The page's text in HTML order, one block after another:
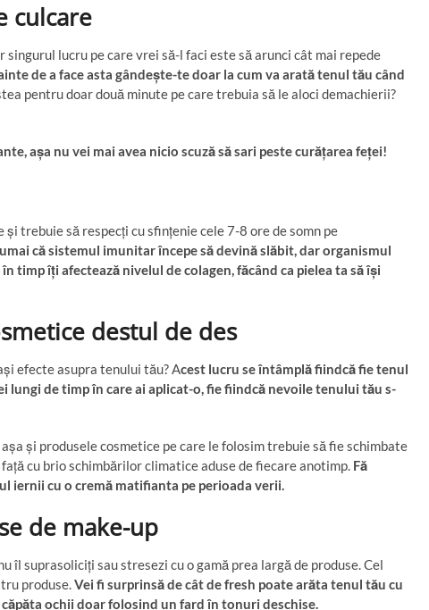
culcare
lucru pe care vrei să-l faci este să arunci cât mai repede
de a face asta gândește-te doar la cum va arată tenul tău când
pentru doar două minute pe care trebuia să le aloci demachierii?
așa nu vei mai avea nicio scuză să sari peste curățarea feței!
trebuie să respecți cu sfințenie cele 7-8 ore de somn pe
că sistemul imunitar începe să devină slăbit, dar organismul
timp îți afectează nivelul de colagen, făcând ca pielea ta să își
destul de des
efecte asupra tenului tău? Acest lucru se întâmplă fiindcă fie tenul
lungi de timp în care ai aplicat-o, fie fiindcă nevoile tenului tău s-
și produsele cosmetice pe care le folosim trebuie să fie schimbate
cu brio schimbărilor climatice aduse de fiecare anotimp. Fă
iernii cu o cremă matifianta pe perioada verii.
de make-up
îl suprasoliciți sau stresezi cu o gamă prea largă de produse. Cel
produse.Vei fi surprinsă de cât de fresh poate arăta tenul tău cu
ochii doar folosind un fard în tonuri deschise.